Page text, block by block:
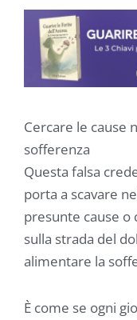
Cercare le cause
sofferenza
Questa falsa
porta a scavare
presunte cause o
sulla strada del
alimentare la
È come se ogni